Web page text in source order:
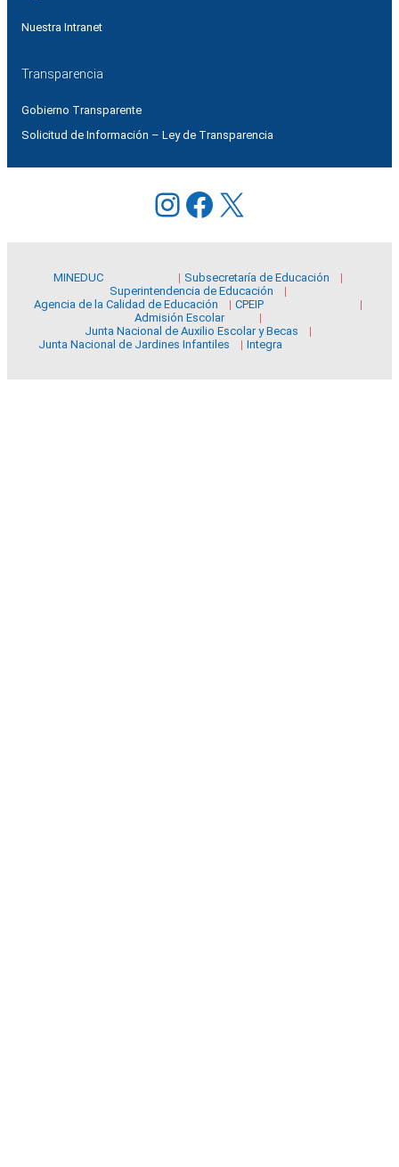
Nuestra Intranet
Transparencia
Gobierno Transparente
Solicitud de Información – Ley de Transparencia
Instagram
Facebook
X
MINEDUC
Subsecretaría de Educación
Superintendencia de Educación
Agencia de la Calidad de Educación
CPEIP
Admisión Escolar
Junta Nacional de Auxilio Escolar y Becas
Junta Nacional de Jardines Infantiles
Integra